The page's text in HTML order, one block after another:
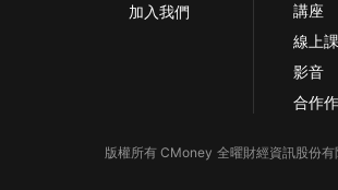
加入我們
講座
線上
影音
合作
版權所有 CMoney 全曜財經資訊股